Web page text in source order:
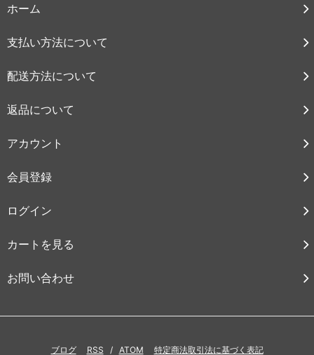
ホーム
支払い方法について
配送方法について
返品について
アカウント
会員登録
ログイン
カートを見る
お問い合わせ
ブログ RSS / ATOM 特定商法取引法に基づく表記